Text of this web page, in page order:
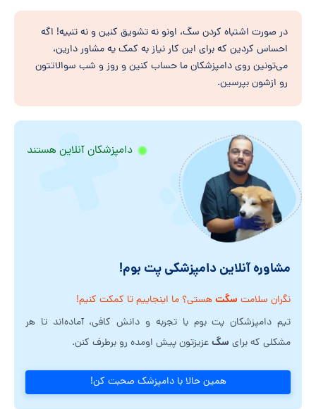
در صورت اشتباه کردن سگ، اونو نه تشویق کنین و نه تنبیه! اگه
احساس کردین که برای این کار نیاز به کمک یه مشاور دارین،
می‌تونین روی دامپزشکان ما حساب کنین و روز و شب سوالاتتون
رو ازشون بپرسین.
دامپزشکان آنلاین هستند
مشاوره آنلاین دامپزشکی پت بوم!
نگران سلامت سگتهستی؟ ما اینجاییم تا کمکت کنیم!
تیم دامپزشکان پت بوم با تجربه و دانش کافی، آماده‌اند تا هر
مشکلی که برای سگعزیزتون پیش اومده رو برطرف کنن.
همین حالا با دامپزشک صحبت کن!